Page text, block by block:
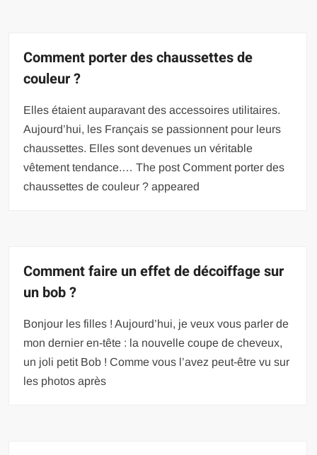
Comment porter des chaussettes de
couleur ?
Elles étaient auparavant des accessoires utilitaires.
Aujourd’hui, les Français se passionnent pour leurs
chaussettes. Elles sont devenues un véritable
vêtement tendance.… The post Comment porter des
chaussettes de couleur ? appeared
Comment faire un effet de décoiffage sur
un bob ?
Bonjour les filles ! Aujourd’hui, je veux vous parler de
mon dernier en-tête : la nouvelle coupe de cheveux,
un joli petit Bob ! Comme vous l’avez peut-être vu sur
les photos après